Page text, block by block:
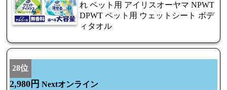
れ ペット用 アイリスオーヤマ NPWT
DPWT ペット用 ウェットシート ボデ
ィタオル
28位
2,980円 Nextオンライン